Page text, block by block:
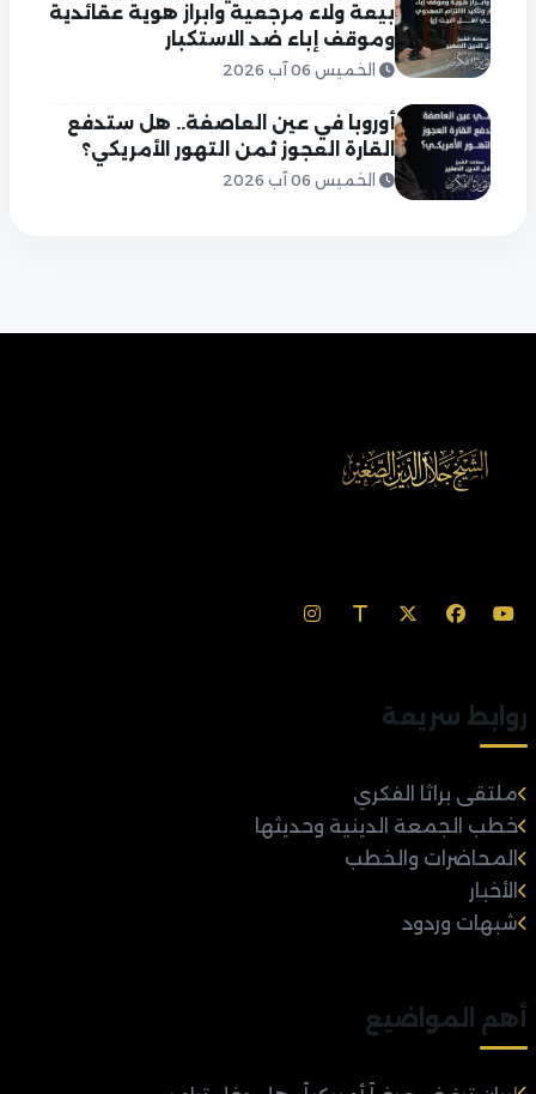
بيعة ولاء مرجعية وابراز هوية عقائدية
وموقف إباء ضد الاستكبار
الخميس 06 آب 2026
أوروبا في عين العاصفة.. هل ستدفع
القارة العجوز ثمن التهور الأمريكي؟
الخميس 06 آب 2026
روابط سريعة
ملتقى براثا الفكري
خطب الجمعة الدينية وحديثها
المحاضرات والخطب
الأخبار
شبهات وردود
أهم المواضيع